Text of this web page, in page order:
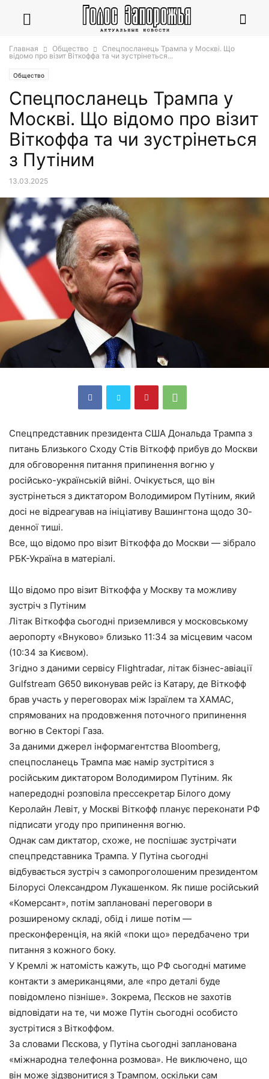
Главная Общество
Спецпосланець Трампа у Москві. Що
відомо про візит Віткоффа та чи зустрінеться...
Общество
Спецпосланець Трампа у
Москві. Що відомо про візит
Віткоффа та чи зустрінеться
з Путіним
13.03.2025
Спецпредставник президента США Дональда Трампа з
питань Близького Сходу Стів Віткофф прибув до Москви
для обговорення питання припинення вогню у
російсько-українській війні. Очікується, що він
зустрінеться з диктатором Володимиром Путіним, який
досі не відреагував на ініціативу Вашингтона щодо 30-
денної тиші.
Все, що відомо про візит Віткоффа до Москви — зібрало
РБК-Україна в матеріалі.
Що відомо про візит Віткоффа у Москву та можливу
зустріч з Путіним
Літак Віткоффа сьогодні приземлився у московському
аеропорту «Внуково» близько 11:34 за місцевим часом
(10:34 за Києвом).
Згідно з даними сервісу Flightradar, літак бізнес-авіації
Gulfstream G650 виконував рейс із Катару, де Віткофф
брав участь у переговорах між Ізраїлем та ХАМАС,
спрямованих на продовження поточного припинення
вогню в Секторі Газа.
За даними джерел інформагентства Bloomberg,
спецпосланець Трампа має намір зустрітися з
російським диктатором Володимиром Путіним. Як
напередодні розповіла прессекретар Білого дому
Керолайн Левіт, у Москві Віткофф планує переконати РФ
підписати угоду про припинення вогню.
Однак сам диктатор, схоже, не поспішає зустрічати
спецпредставника Трампа. У Путіна сьогодні
відбувається зустріч з самопроголошеним президентом
Білорусі Олександром Лукашенком. Як пише російський
«Комерсант», потім заплановані переговори в
розширеному складі, обід і лише потім —
пресконференція, на якій «поки що» передбачено три
питання з кожного боку.
У Кремлі ж натомість кажуть, що РФ сьогодні матиме
контакти з американцями, але «про деталі буде
повідомлено пізніше». Зокрема, Пєсков не захотів
відповідати на те, чи може Путін сьогодні особисто
зустрітися з Віткоффом.
За словами Пєскова, у Путіна сьогодні запланована
«міжнародна телефонна розмова». Не виключено, що
він може зідзвонитися з Трампом, оскільки сам